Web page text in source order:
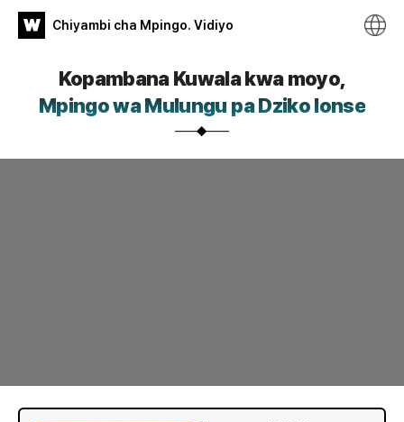
WATVChiyambi cha Mpingo. Vidiyo
Chiyambi
Mpingo.
Vidiyo
Kopambana Kuwala kwa moyo,
Mpingo wa Mulungu pa Dziko lonse